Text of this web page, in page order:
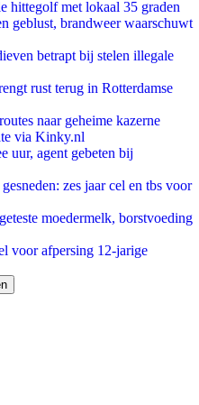
hittegolf met lokaal 35 graden
geblust, brandweer waarschuwt
betrapt bij stelen illegale
rust terug in Rotterdamse
naar geheime kazerne
via Kinky.nl
uur, agent gebeten bij
zes jaar cel en tbs voor
moedermelk, borstvoeding
voor afpersing 12-jarige